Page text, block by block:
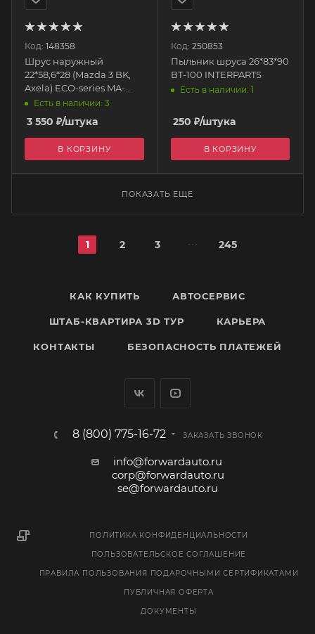
Код: 148358
Шрус наружный
22*58,6*28 (Mazda 3 BK,
Axela) ECO-series MA-
E042 HDK
Есть в наличии: 3
3 550 ₽/штука
В КОРЗИНУ
Код: 250853
Пыльник шруса 26*83*90
BT-100 INTERPARTS
Есть в наличии: 1
250 ₽/штука
В КОРЗИНУ
ПОКАЗАТЬ ЕЩЕ
1 2 3 245
КАК КУПИТЬ АВТОСЕРВИС
ШТАБ-КВАРТИРА 3D ТУР КАРЬЕРА
КОНТАКТЫ БЕЗОПАСНОСТЬ ПЛАТЕЖЕЙ
8 (800) 775-16-72 ЗАКАЗАТЬ ЗВОНОК
info@forwardauto.ru
corp@forwardauto.ru
se@forwardauto.ru
ПОЛИТИКА КОНФИДЕНЦИАЛЬНОСТИ
ПОЛЬЗОВАТЕЛЬСКОЕ СОГЛАШЕНИЕ
ПРАВИЛА ПОЛЬЗОВАНИЯ ПОДАРОЧНЫМИ СЕРТИФИКАТАМИ
ПУБЛИЧНАЯ ОФЕРТА
ДОКУМЕНТЫ